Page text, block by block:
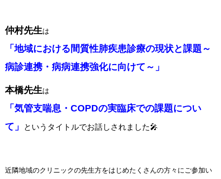
仲村先生は
「地域における間質性肺疾患診療の現状と課題～
病診連携・病病連携強化に向けて～」
本橋先生は
「気管支喘息・COPDの実臨床での課題につい
て」
というタイトルでお話しされました🎤
近隣地域のクリニックの先生方をはじめたくさんの方々にご参加い